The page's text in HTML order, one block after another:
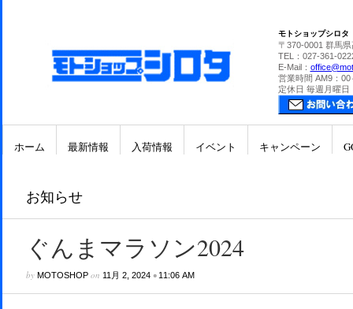
モトショップシロタ
〒370-0001 群馬
TEL：027-361-
E-Mail：
営業時間 AM9：00
定休日 毎週月曜日
ホーム 最新情報 入荷情報 イベント キャンペーン
お知らせ
ぐんまマラソン2024
by MOTOSHOPon 11月 2, 2024• 11:06 AM